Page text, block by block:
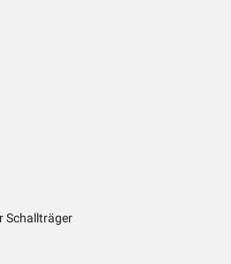
Schallträger